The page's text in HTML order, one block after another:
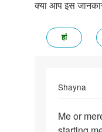
क्या आप इस
हां
Shayna
Me
or
Me or